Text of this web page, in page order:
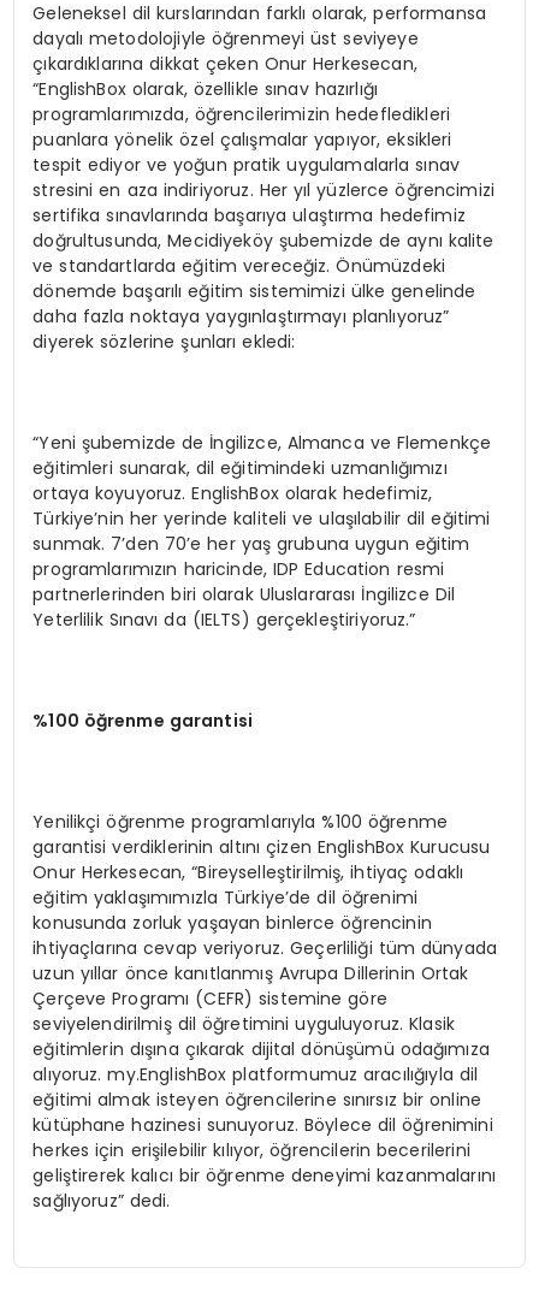
Geleneksel dil kurslarından farklı olarak, performansa
dayalı metodolojiyle öğrenmeyi üst seviyeye
çıkardıklarına dikkat çeken Onur Herkesecan,
“EnglishBox olarak, özellikle sınav hazırlığı
programlarımızda, öğrencilerimizin hedefledikleri
puanlara yönelik özel çalışmalar yapıyor, eksikleri
tespit ediyor ve yoğun pratik uygulamalarla sınav
stresini en aza indiriyoruz. Her yıl yüzlerce öğrencimizi
sertifika sınavlarında başarıya ulaştırma hedefimiz
doğrultusunda, Mecidiyeköy şubemizde de aynı kalite
ve standartlarda eğitim vereceğiz. Önümüzdeki
dönemde başarılı eğitim sistemimizi ülke genelinde
daha fazla noktaya yaygınlaştırmayı planlıyoruz”
diyerek sözlerine şunları ekledi:
“Yeni şubemizde de İngilizce, Almanca ve Flemenkçe
eğitimleri sunarak, dil eğitimindeki uzmanlığımızı
ortaya koyuyoruz. EnglishBox olarak hedefimiz,
Türkiye’nin her yerinde kaliteli ve ulaşılabilir dil eğitimi
sunmak. 7’den 70’e her yaş grubuna uygun eğitim
programlarımızın haricinde, IDP Education resmi
partnerlerinden biri olarak Uluslararası İngilizce Dil
Yeterlilik Sınavı da (IELTS) gerçekleştiriyoruz.”
%100 öğrenme garantisi
Yenilikçi öğrenme programlarıyla %100 öğrenme
garantisi verdiklerinin altını çizen EnglishBox Kurucusu
Onur Herkesecan, “Bireyselleştirilmiş, ihtiyaç odaklı
eğitim yaklaşımımızla Türkiye’de dil öğrenimi
konusunda zorluk yaşayan binlerce öğrencinin
ihtiyaçlarına cevap veriyoruz. Geçerliliği tüm dünyada
uzun yıllar önce kanıtlanmış Avrupa Dillerinin Ortak
Çerçeve Programı (CEFR) sistemine göre
seviyelendirilmiş dil öğretimini uyguluyoruz. Klasik
eğitimlerin dışına çıkarak dijital dönüşümü odağımıza
alıyoruz. my.EnglishBox platformumuz aracılığıyla dil
eğitimi almak isteyen öğrencilerine sınırsız bir online
kütüphane hazinesi sunuyoruz. Böylece dil öğrenimini
herkes için erişilebilir kılıyor, öğrencilerin becerilerini
geliştirerek kalıcı bir öğrenme deneyimi kazanmalarını
sağlıyoruz” dedi.